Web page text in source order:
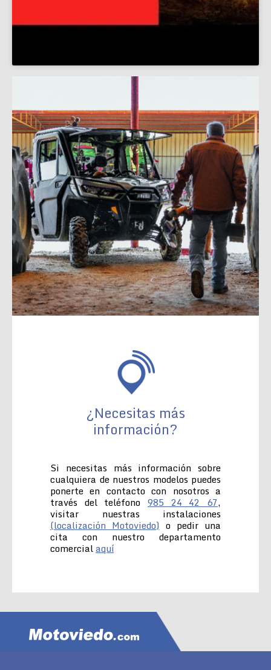
¿Necesitas más
información?
Si necesitas más información sobre
cualquiera de nuestros modelos puedes
ponerte en contacto con nosotros a
través del teléfono 985 24 42 67,
visitar nuestras instalaciones
(localización Motoviedo) o pedir una
cita con nuestro departamento
comercialaquí